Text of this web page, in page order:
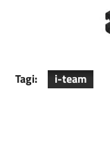
Tagi: i-team